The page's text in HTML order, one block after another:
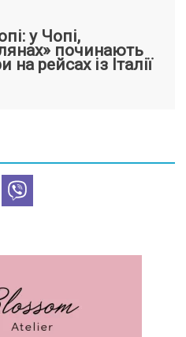
у Чопі,
починають
рейсах із Італії